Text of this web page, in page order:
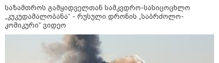
"მამის მიერ ცოტნესთვის
დატოვებულ სახლში
თვითნებურად ცხოვრობს
ანდერძში ერთი სიტყვითაც კი
არ არის მოხსენიებული" - ანა
ჯაბაური
საზამთროს გამყიდველთან სამკვდრო-სასიცოცხლო
„კუკუდამალობანა“ - რუსული დრონის „საბრძოლო-
კომიკური“ ვიდეო